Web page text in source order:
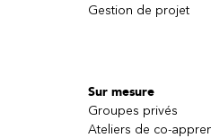
Gestion de projet
Sur mesure
Groupes privés
Ateliers de co-